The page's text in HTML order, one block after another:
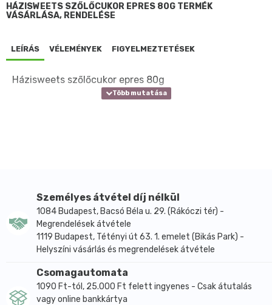
HÁZISWEETS SZŐLŐCUKOR EPRES 80G TERMÉK
VÁSÁRLÁSA, RENDELÉSE
LEÍRÁS VÉLEMÉNYEK FIGYELMEZTETÉSEK
Házisweets szőlőcukor epres 80g
Személyes átvétel díj nélkül
1084 Budapest, Bacsó Béla u. 29. (Rákóczi tér) -
Megrendelések átvétele
1119 Budapest, Tétényi út 63. 1. emelet (Bikás Park) -
Helyszíni vásárlás és megrendelések átvétele
Csomagautomata
1090 Ft-tól, 25.000 Ft felett ingyenes - Csak átutalás
vagy online bankkártya